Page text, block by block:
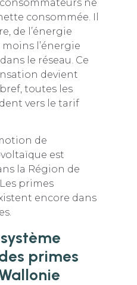
ne
consommée. Il
de l’énergie
l’énergie
le réseau. Ce
devient
toutes les
vers le tarif
de
est
la Région de
primes
encore dans
primes